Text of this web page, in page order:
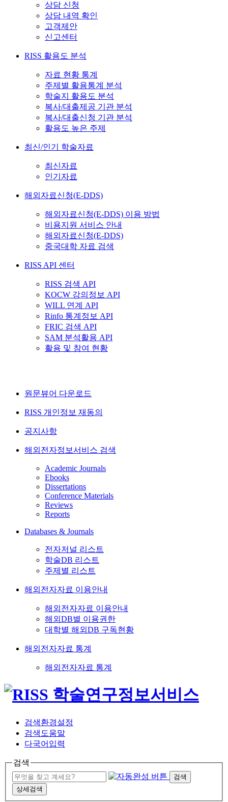
상담 신청
상담 내역 확인
고객제안
신고센터
RISS 활용도 분석
자료 현황 통계
주제별 활용통계 분석
학술지 활용도 분석
복사/대출제공 기관 분석
복사/대출신청 기관 분석
활용도 높은 주제
최신/인기 학술자료
최신자료
인기자료
해외자료신청(E-DDS)
해외자료신청(E-DDS) 이용 방법
비용지원 서비스 안내
해외자료신청(E-DDS)
중국대학 자료 검색
RISS API 센터
RISS 검색 API
KOCW 강의정보 API
WILL 연계 API
Rinfo 통계정보 API
FRIC 검색 API
SAM 분석활용 API
활용 및 참여 현황
원문뷰어 다운로드
RISS 개인정보 재동의
공지사항
해외전자정보서비스 검색
Academic Journals
Ebooks
Dissertations
Conference Materials
Reviews
Reports
Databases & Journals
전자저널 리스트
학술DB 리스트
주제별 리스트
해외전자자료 이용안내
해외전자자료 이용안내
해외DB별 이용권한
대학별 해외DB 구독현황
해외전자자료 통계
해외전자자료 통계
검색환경설정
검색도움말
다국어입력
검색
검색
상세검색